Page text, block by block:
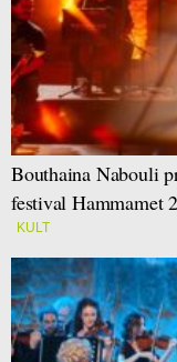
Bouthaina Nabouli
festival Hammamet
KULT